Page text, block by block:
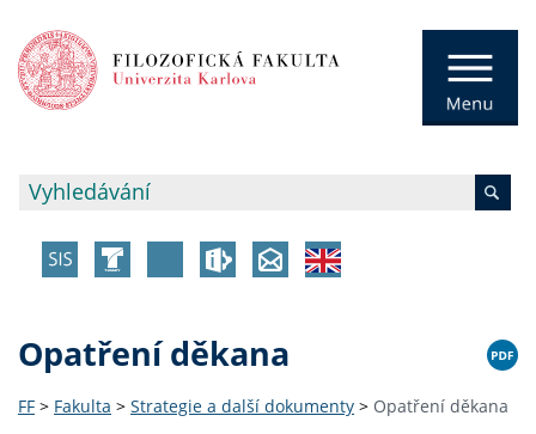
Opatření děkana
FF > Fakulta > Strategie a další dokumenty > Opatření děkana